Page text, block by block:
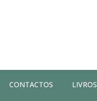
CONTACTOS LIVROS